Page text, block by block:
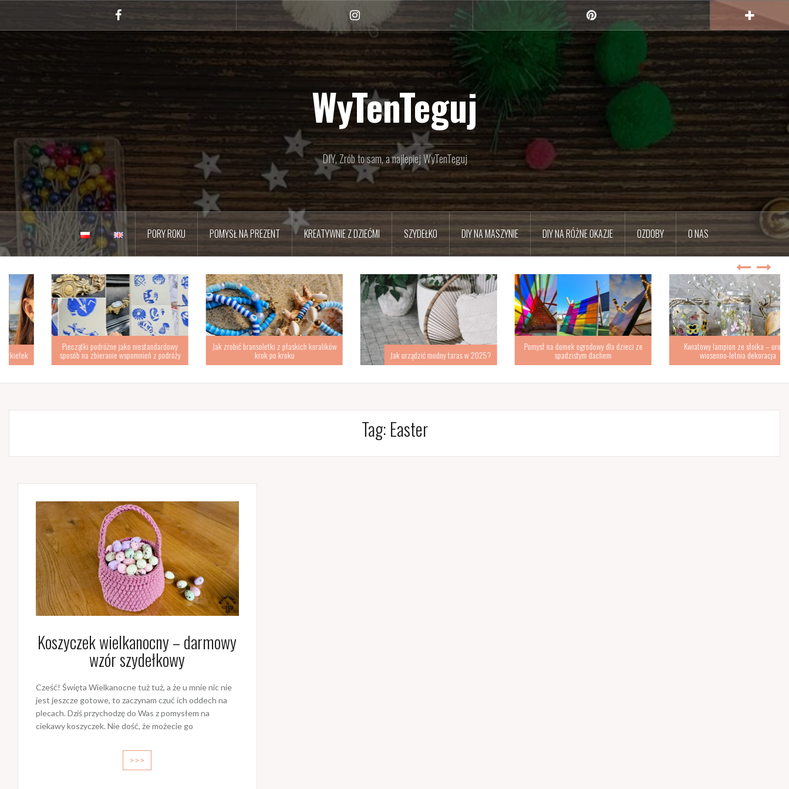
treści
Instagram
WyTenTeguj
DIY, Zrób to sam, a najlepiej WyTenTeguj
PORY ROKU POMYSŁ NA PREZENT KREATYWNIE Z DZIEĆMI SZYDEŁKO DIY NA MASZYNIE DIY NA RÓŻNE OKAZJE OZDOBY O NAS
Pieczątki podróżne jako niestandardowy
sposób na zbieranie wspomnień z podróży
Jak zrobić bransoletki z płaskich koralików
krok po kroku Jak urządzić modny taras w 2025?
Pomysł na domek ogrodowy dla dzieci ze
spadzistym dachem
Kwiatowy lampion ze słoika – urocza
wiosenno-letnia dekoracja
Tag: Easter
Koszyczek wielkanocny – darmowy
wzór szydełkowy
Cześć! Święta Wielkanocne tuż tuż, a że u mnie nic nie
jest jeszcze gotowe, to zaczynam czuć ich oddech na
plecach. Dziś przychodzę do Was z pomysłem na
ciekawy koszyczek. Nie dość, że możecie go
>>>